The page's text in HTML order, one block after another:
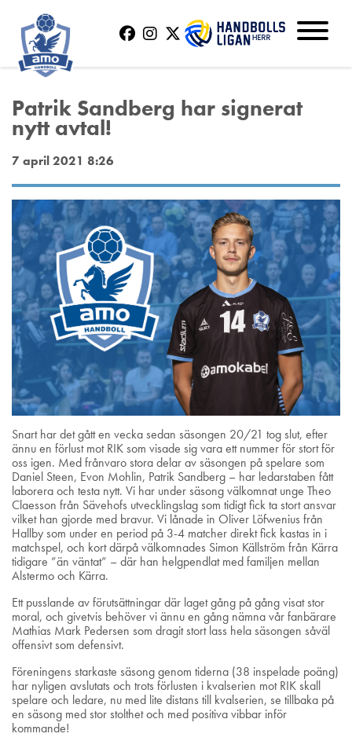
Patrik Sandberg har signerat
nytt avtal!
7 april 2021 8:26
Snart har det gått en vecka sedan säsongen 20/21 tog slut, efter
ännu en förlust mot RIK som visade sig vara ett nummer för stort för
oss igen. Med frånvaro stora delar av säsongen på spelare som
Daniel Steen, Evon Mohlin, Patrik Sandberg – har ledarstaben fått
laborera och testa nytt. Vi har under säsong välkomnat unge Theo
Claesson från Sävehofs utvecklingslag som tidigt fick ta stort ansvar
vilket han gjorde med bravur. Vi lånade in Oliver Löfwenius från
Hallby som under en period på 3-4 matcher direkt fick kastas in i
matchspel, och kort därpå välkomnades Simon Källström från Kärra
tidigare ”än väntat” – där han helgpendlat med familjen mellan
Alstermo och Kärra.
Ett pusslande av förutsättningar där laget gång på gång visat stor
moral, och givetvis behöver vi ännu en gång nämna vår fanbärare
Mathias Mark Pedersen som dragit stort lass hela säsongen såväl
offensivt som defensivt.
Föreningens starkaste säsong genom tiderna (38 inspelade poäng)
har nyligen avslutats och trots förlusten i kvalserien mot RIK skall
spelare och ledare, nu med lite distans till kvalserien, se tillbaka på
en säsong med stor stolthet och med positiva vibbar inför
kommande!